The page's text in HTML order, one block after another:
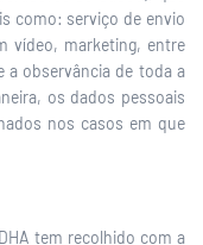
como: serviço de envio
vídeo, marketing, entre
a observância de toda a
os dados pessoais
nos casos em que
tem recolhido com a